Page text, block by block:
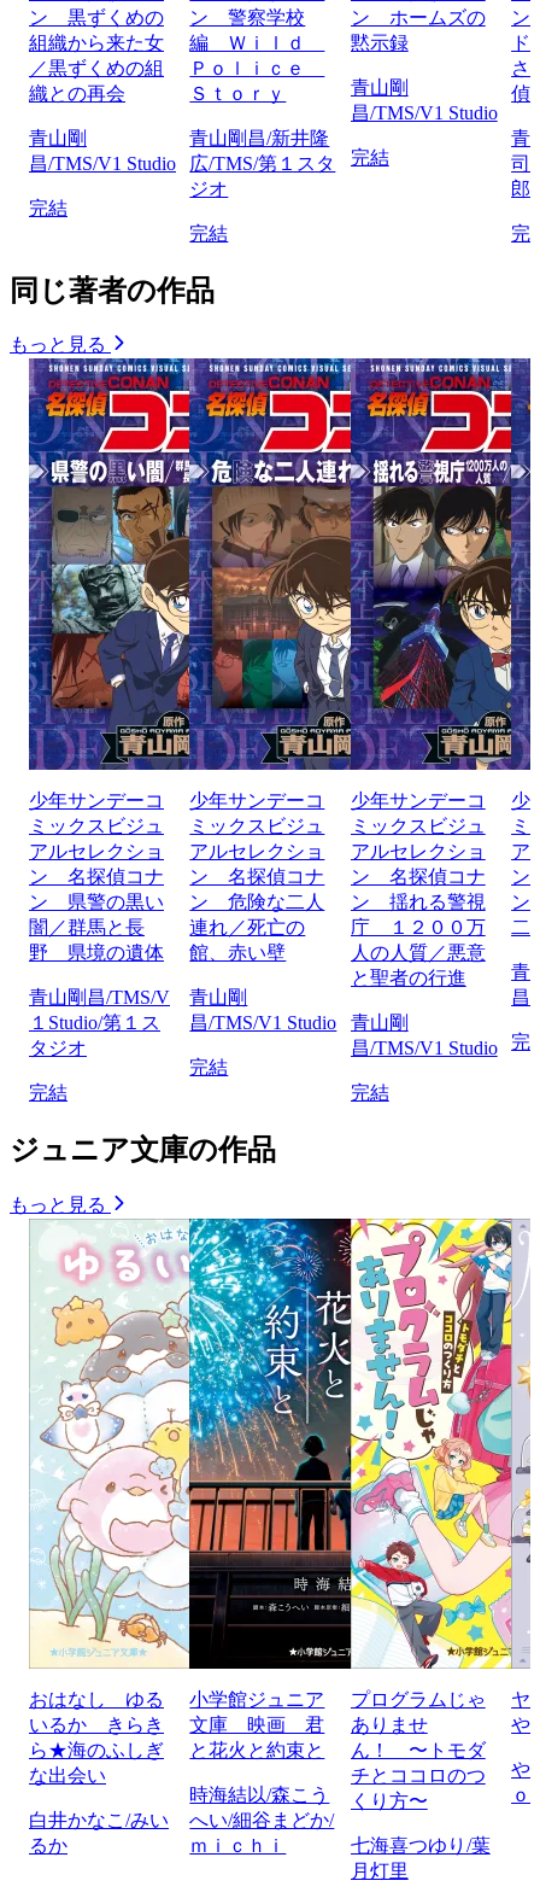
ン 黒ずくめの
組織から来た女
／黒ずくめの組
織との再会
青山剛
昌/TMS/V1 Studio
完結
ン 警察学校
編 Ｗｉｌｄ
Ｐｏｌｉｃｅ
Ｓｔｏｒｙ
青山剛昌/新井隆
広/TMS/第１スタ
ジオ
完結
ン ホームズの
黙示録
青山剛
昌/TMS/V1 Studio
完結
ン
さ
偵
青
司/
郎/
完
同じ著者の作品
もっと見る
少年サンデーコ
ミックスビジュ
アルセレクショ
ン 名探偵コナ
ン 県警の黒い
闇／群馬と長
野 県境の遺体
青山剛昌/TMS/V
１Studio/第１ス
タジオ
完結
少年サンデーコ
ミックスビジュ
アルセレクショ
ン 名探偵コナ
ン 危険な二人
連れ／死亡の
館、赤い壁
青山剛
昌/TMS/V1 Studio
完結
少年サンデーコ
ミックスビジュ
アルセレクショ
ン 名探偵コナ
ン 揺れる警視
庁 １２００万
人の人質／悪意
と聖者の行進
青山剛
昌/TMS/V1 Studio
完結
少
ミ
ア
ン
ン
二
青
昌
完
ジュニア文庫の作品
もっと見る
おはなし ゆる
いるか きらき
ら★海のふしぎ
な出会い
白井かなこ/みい
るか
小学館ジュニア
文庫 映画 君
と花火と約束と
時海結以/森こう
へい/細谷まどか/
ｍｉｃｈｉ
プログラムじゃ
ありませ
ん！ 〜トモダ
チとココロのつ
くり方〜
七海喜つゆり/葉
月灯里
ヤ
や
や
ｏ